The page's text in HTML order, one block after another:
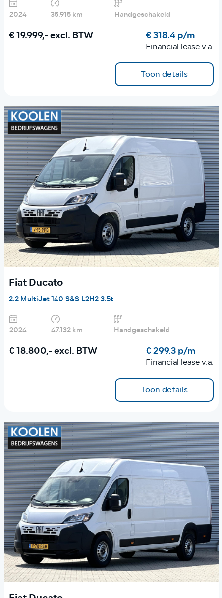
2024 35.915 km Handgeschakeld
€ 19.999,-excl. BTW € 318.4 p/m
Financial lease v.a.
Toon details
Fiat Ducato
2.2 MultiJet 140 S&S L2H2 3.5t
2024 47.132 km Handgeschakeld
€ 18.800,-excl. BTW € 299.3 p/m
Financial lease v.a.
Toon details